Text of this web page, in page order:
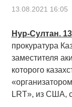
13.08.2021 16:05
Нур-Султан.
прокуратура
заместителя
которого
LRT», из США,